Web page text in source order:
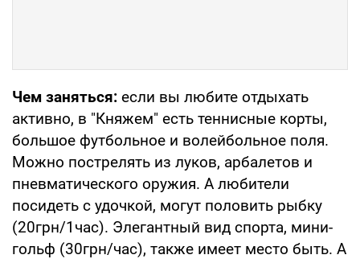
Чем заняться: если вы любите отдыхать
активно, в "Княжем" есть теннисные корты,
большое футбольное и волейбольное поля.
Можно пострелять из луков, арбалетов и
пневматического оружия. А любители
посидеть с удочкой, могут половить рыбку
(20грн/1час). Элегантный вид спорта, мини-
гольф (30грн/час), также имеет место быть. А